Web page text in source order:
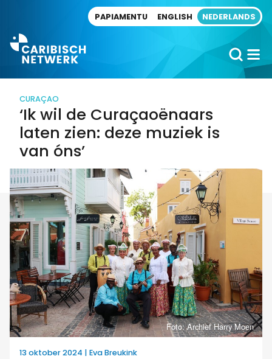
PAPIAMENTU ENGLISH NEDERLANDS
CURAÇAO
‘Ik wil de Curaçaoënaars
laten zien: deze muziek is
van óns’
Foto: Archief Harry Moen
13 oktober 2024 | Eva Breukink